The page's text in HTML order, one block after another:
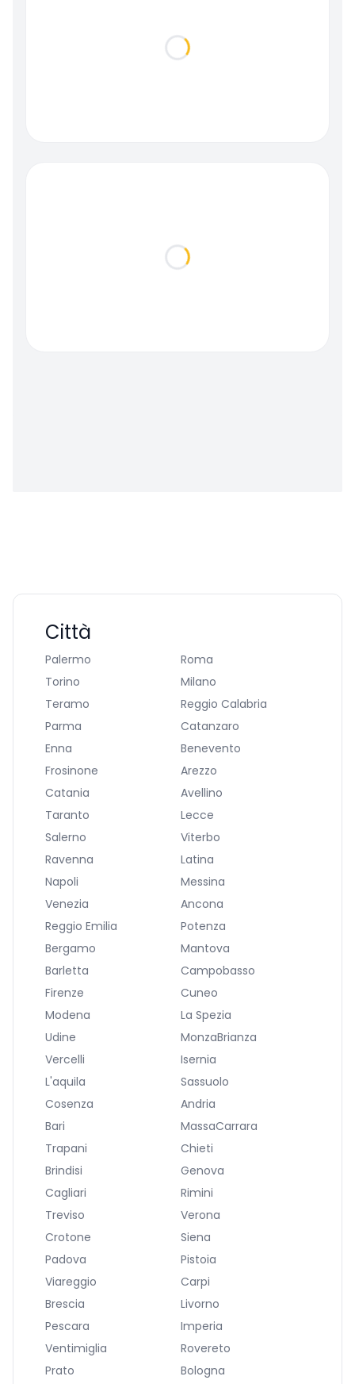
Loading...
Loading...
Città
Palermo
Roma
Torino
Milano
Teramo
Reggio Calabria
Parma
Catanzaro
Enna
Benevento
Frosinone
Arezzo
Catania
Avellino
Taranto
Lecce
Salerno
Viterbo
Ravenna
Latina
Napoli
Messina
Venezia
Ancona
Reggio Emilia
Potenza
Bergamo
Mantova
Barletta
Campobasso
Firenze
Cuneo
Modena
La Spezia
Udine
MonzaBrianza
Vercelli
Isernia
L'aquila
Sassuolo
Cosenza
Andria
Bari
MassaCarrara
Trapani
Chieti
Brindisi
Genova
Cagliari
Rimini
Treviso
Verona
Crotone
Siena
Padova
Pistoia
Viareggio
Carpi
Brescia
Livorno
Pescara
Imperia
Ventimiglia
Rovereto
Prato
Bologna